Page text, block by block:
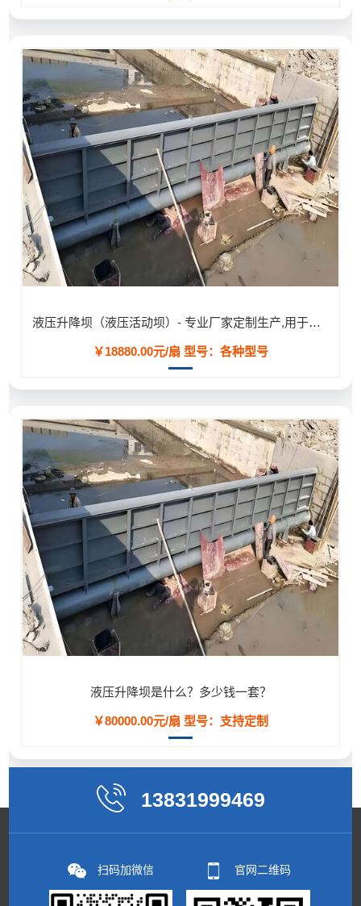
液压升降坝（液压活动坝）- 专业厂家定制生产,用于河道/防汛工程
￥18880.00元/扇 型号：各种型号
液压升降坝是什么？多少钱一套？
￥80000.00元/扇 型号：支持定制
13831999469
扫码加微信 官网二维码